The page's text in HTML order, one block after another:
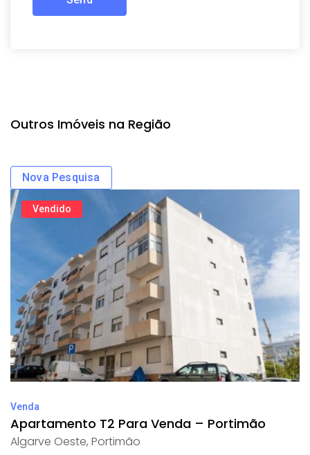
Outros Imóveis na Região
Nova Pesquisa
Vendido
Venda
Apartamento T2 Para Venda – Portimão
Algarve Oeste, Portimão